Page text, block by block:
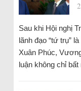
Sau khi Hội nghị
lãnh đạo “tứ trụ”
Xuân Phúc,
luận không chỉ